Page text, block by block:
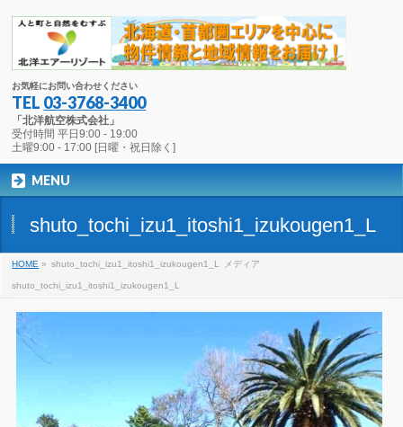
お気軽にお問い合わせください
TEL 03-3768-3400
「北洋航空株式会社」
受付時間 平日9:00 - 19:00
土曜9:00 - 17:00 [日曜・祝日除く]
MENU
shuto_tochi_izu1_itoshi1_izukougen1_L
HOME » shuto_tochi_izu1_itoshi1_izukougen1_L メディア
shuto_tochi_izu1_itoshi1_izukougen1_L